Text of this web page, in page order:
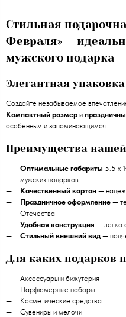
Стильная
Февраля» —
мужского подарка
Элегантная
Создайте незабываемое
Компактный размер и
особенным и запоминающимся.
Преимущества
Оптимальные габариты 5.5 х
мужских подарков
Качественный картон —
Праздничное оформление —
Отечества
Удобная конструкция — легко
Стильный внешний вид —
Для каких подарков
Аксессуары и бижутерия
Парфюмерные наборы
Косметические средства
Сувениры и мелочи